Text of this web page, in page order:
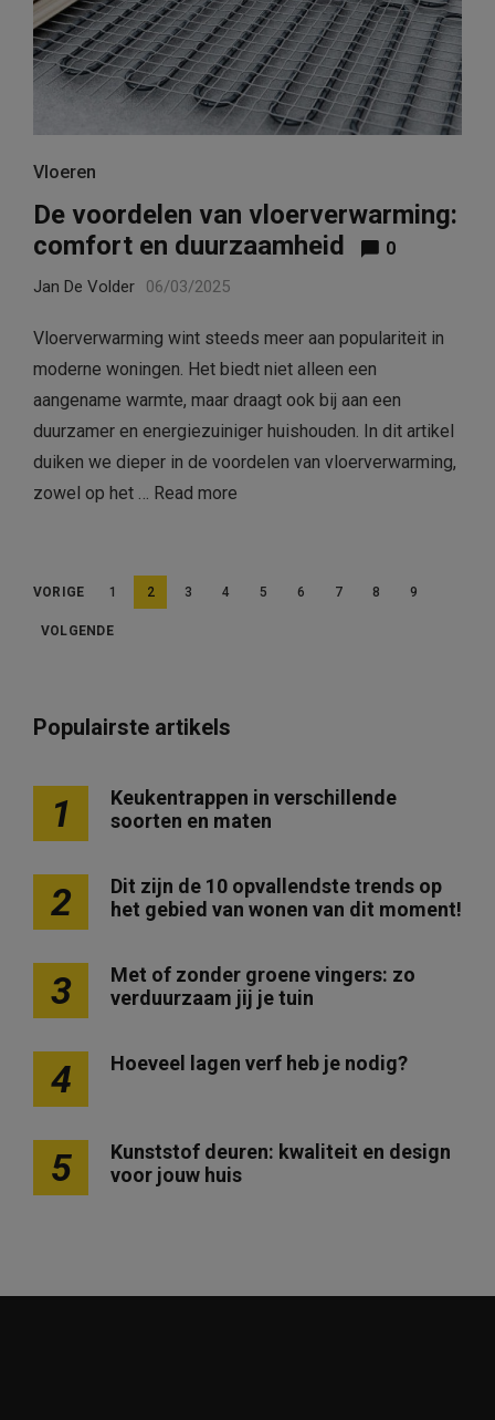
Vloeren
De voordelen van vloerverwarming:
comfort en duurzaamheid
0
Jan De Volder 06/03/2025
Vloerverwarming wint steeds meer aan populariteit in
moderne woningen. Het biedt niet alleen een
aangename warmte, maar draagt ook bij aan een
duurzamer en energiezuiniger huishouden. In dit artikel
duiken we dieper in de voordelen van vloerverwarming,
zowel op het … Read more
B
e
c
n
a
g
r
i
VORIGE 1 2 3 4 5 6 7 8 9
VOLGENDE
Populairste artikels
1
Keukentrappen in verschillende
soorten en maten
2
Dit zijn de 10 opvallendste trends op
het gebied van wonen van dit moment!
3
Met of zonder groene vingers: zo
verduurzaam jij je tuin
4 Hoeveel lagen verf heb je nodig?
5
Kunststof deuren: kwaliteit en design
voor jouw huis